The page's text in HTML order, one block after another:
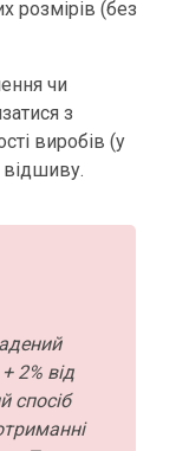
розмірів (без
чи
з
виробів (у
відшиву.
2% від
спосіб